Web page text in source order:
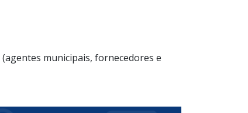
municipais, fornecedores e